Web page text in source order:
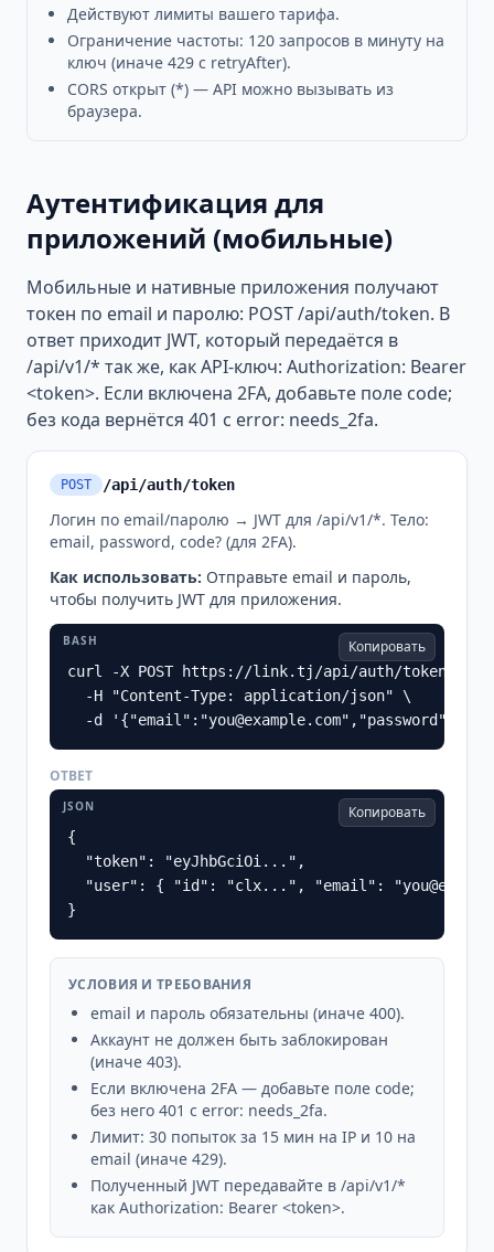
Действуют лимиты вашего тарифа.
Ограничение частоты: 120 запросов в минуту на
ключ (иначе 429 с retryAfter).
CORS открыт (*) — API можно вызывать из
браузера.
Аутентификация для
приложений (мобильные)
Мобильные и нативные приложения получают
токен по email и паролю: POST /api/auth/token. В
ответ приходит JWT, который передаётся в
/api/v1/* так же, как API-ключ: Authorization: Bearer
<token>. Если включена 2FA, добавьте поле code;
без кода вернётся 401 с error: needs_2fa.
POST /api/auth/token
Логин по email/паролю → JWT для /api/v1/*. Тело:
email, password, code? (для 2FA).
Как использовать: Отправьте email и пароль,
чтобы получить JWT для приложения.
BASH Копировать
curl -X POST https://link.tj/api/auth/token \
  -H "Content-Type: application/json" \
-d
ОТВЕТ
JSON Копировать
{
  "token": "eyJhbGciOi...",
"user": { "id": "clx...", "email":
}
УСЛОВИЯ И ТРЕБОВАНИЯ
email и пароль обязательны (иначе 400).
Аккаунт не должен быть заблокирован
(иначе 403).
Если включена 2FA — добавьте поле code;
без него 401 с error: needs_2fa.
Лимит: 30 попыток за 15 мин на IP и 10 на
email (иначе 429).
Полученный JWT передавайте в /api/v1/*
как Authorization: Bearer <token>.